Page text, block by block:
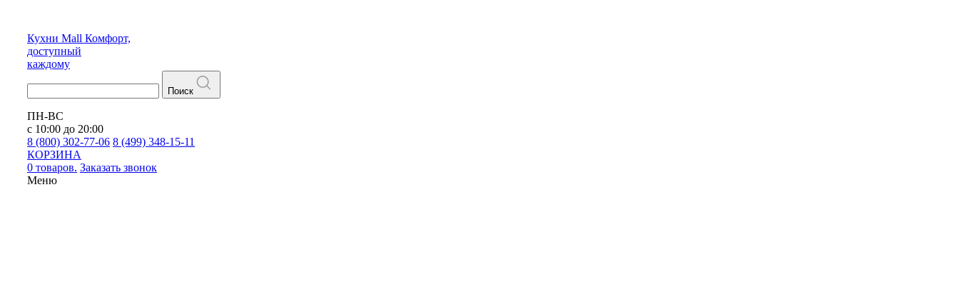
Кухни Mall Комфорт,
доступный
каждому
Поиск
ПН-ВС
с 10:00 до 20:00
8 (800) 302-77-06 8 (499) 348-15-11
КОРЗИНА
0 товаров. Заказать звонок
Меню